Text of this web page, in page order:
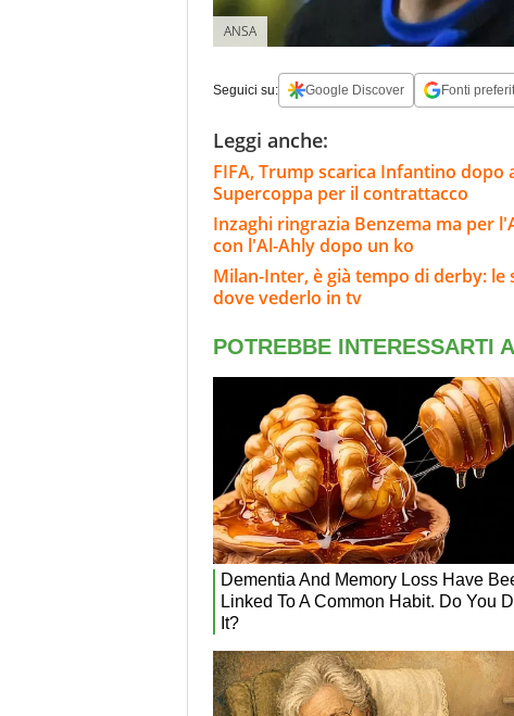
ANSA
Seguici su: Google Discover Fonti
Leggi anche:
FIFA, Trump scarica Infantino dopo
Supercoppa per il contrattacco
Inzaghi ringrazia Benzema ma per
con l'Al-Ahly dopo un ko
Milan-Inter, è già tempo di derby: le
dove vederlo in tv